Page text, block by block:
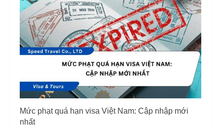
Mức phạt quá hạn visa Việt Nam: Cập nhập mới
nhất